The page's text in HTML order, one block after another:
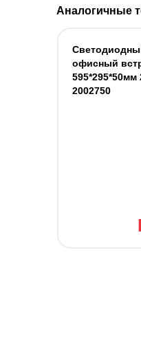
Аналогичные
офисный
595*295*50мм
2002750